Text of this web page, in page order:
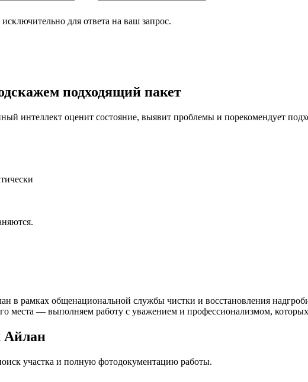
для ответа на ваш запрос.
подходящий пакет
интеллект оценит состояние, выявит проблемы и порекомендует
в рамках общенациональной службы чистки и восстановления
места — выполняем работу с уважением и профессионализмом,
Айлан
участка и полную фотодокументацию работы.